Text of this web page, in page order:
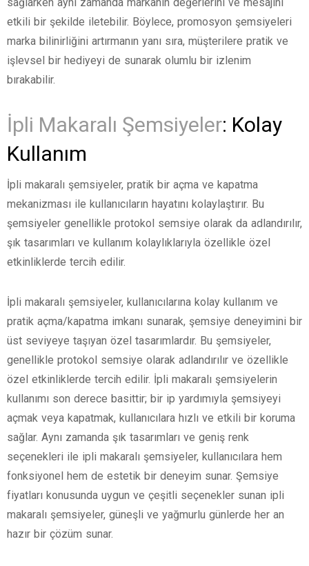
etkili bir şekilde iletebilir. Böylece, promosyon şemsiyeleri
marka bilinirliğini artırmanın yanı sıra, müşterilere pratik ve
işlevsel bir hediyeyi de sunarak olumlu bir izlenim
bırakabilir.
İpli Makaralı Şemsiyeler: Kolay
Kullanım
İpli makaralı şemsiyeler, pratik bir açma ve kapatma
mekanizması ile kullanıcıların hayatını kolaylaştırır. Bu
şemsiyeler genellikle protokol semsiye olarak da adlandırılır,
şık tasarımları ve kullanım kolaylıklarıyla özellikle özel
etkinliklerde tercih edilir.
İpli makaralı şemsiyeler, kullanıcılarına kolay kullanım ve
pratik açma/kapatma imkanı sunarak, şemsiye deneyimini bir
üst seviyeye taşıyan özel tasarımlardır. Bu şemsiyeler,
genellikle protokol semsiye olarak adlandırılır ve özellikle
özel etkinliklerde tercih edilir. İpli makaralı şemsiyelerin
kullanımı son derece basittir; bir ip yardımıyla şemsiyeyi
açmak veya kapatmak, kullanıcılara hızlı ve etkili bir koruma
sağlar. Aynı zamanda şık tasarımları ve geniş renk
seçenekleri ile ipli makaralı şemsiyeler, kullanıcılara hem
fonksiyonel hem de estetik bir deneyim sunar. Şemsiye
fiyatları konusunda uygun ve çeşitli seçenekler sunan ipli
makaralı şemsiyeler, güneşli ve yağmurlu günlerde her an
hazır bir çözüm sunar.